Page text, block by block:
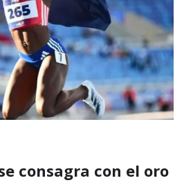
consagra con el oro